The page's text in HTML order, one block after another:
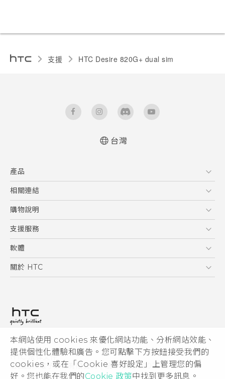
本網站使用 cookies 來優化網站功能、分析網站效能、
提供個性化體驗和廣告。您可點擊下方按鈕接受我們的
cookies，或在「Cookie 喜好設定」上管理您的偏
好。您也能在我們的Cookie 政策中找到更多訊息。
支援 HTC Desire 820G+ dual sim‎
台灣
產品
5G
智慧型手機
配件
相關連結
HTC Research
購物說明
購物須知
訂單管理
付款方式
支援服務
到府收送維修服務
服務中心資訊
客戶服務佈告欄
軟體
應用程式
HTC Sync Manager
關於 HTC
投資人
隱私權政策
產品安全性
© 2011-2026 HTC Corporation
HTC 法律文件
宏達國際電子股份有限公司 | 統一編號16003518